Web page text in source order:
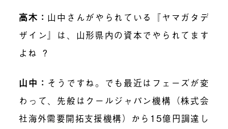
高木： 山中さんがやられている『ヤマガタデ
ザイン』は、山形県内の資本でやられてます
よね ？
山中： そうですね。でも最近はフェーズが変
わって、先般は クールジャパン機構 （株式会
社海外需要開拓支援機構）から15億円調達し